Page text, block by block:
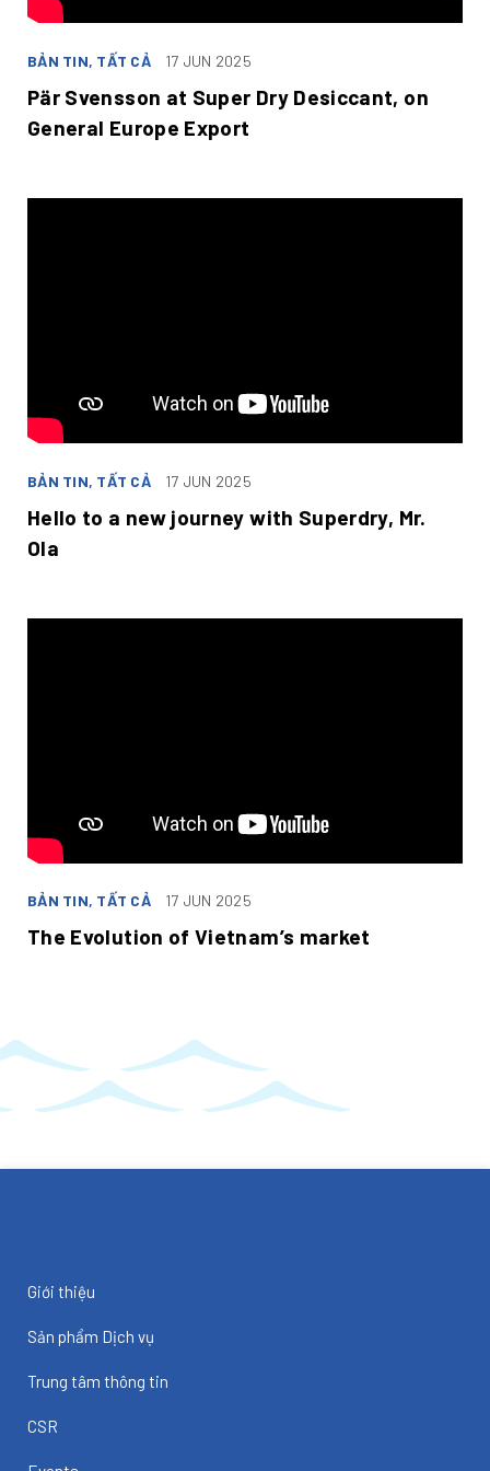
BẢN TIN, TẤT CẢ 17 JUN 2025
Pär Svensson at Super Dry Desiccant, on
General Europe Export
BẢN TIN, TẤT CẢ 17 JUN 2025
Hello to a new journey with Superdry, Mr.
Ola
BẢN TIN, TẤT CẢ 17 JUN 2025
The Evolution of Vietnam’s market
Giới thiệu
Sản phẩm Dịch vụ
Trung tâm thông tin
CSR